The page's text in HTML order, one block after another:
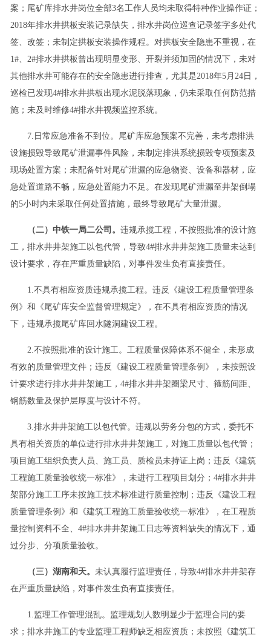
案；尾矿库排水井岗位全部3名工作人员均未取得特种作业操作证；
2018年排水井拱板安装记录缺失，排水井岗位巡查记录签字多处代
签、改签；未制定拱板安装操作规程。对拱板安全隐患不重视，在
1#、2#排水井拱板曾出现明显变形、开裂并须加固的情况下，未对
其他排水井可能存在的安全隐患进行排查，尤其是2018年5月24日，
巡检已发现4#排水井拱板出现水泥脱落现象，仍未采取任何防范措
施；未及时维修4#排水井视频监控系统。
7.日常应急准备不到位。尾矿库应急预案不完善，未考虑排洪
设施损毁导致尾矿泄漏事件风险，未制定排洪系统损毁专项预案及
现场处置方案；未配备针对尾矿泄漏的应急物资、设备和器材，应
急处置道路不畅，应急处置能力不足。在发现尾矿泄漏至井架倒塌
的5小时内未采取任何处置措施，最终导致尾矿大量泄漏。
（二）中铁一局二公司。 违规承揽工程，不按照批准的设计施
工，排水井井架施工以包代管，导致4#排水井井架施工质量未达到
设计要求，存在严重质量缺陷，对事件发生负有直接责任。
1.不具有相应资质违规承揽工程。违反《建设工程质量管理条
例》和《尾矿库安全监督管理规定》，在不具有相应资质的情况
下，违规承揽尾矿库回水隧洞建设工程。
2.不按照批准的设计施工。工程质量保障体系不健全，未形成
有效的质量管理文件；违反《建设工程质量管理条例》，未按照设
计要求进行排水井井架施工，4#排水井井架圈梁尺寸、箍筋间距、
钢筋数量及保护层厚度与设计不符。
3.排水井井架施工以包代管。违规以劳务分包的方式，委托不
具有相关资质的单位进行排水井井架施工，对施工质量以包代管；
项目施工组织负责人员、施工员、质检员未持证上岗；违反《建筑
工程施工质量验收统一标准》，未进行工程项目划分；4#排水井井
架部分施工工序未按施工技术标准进行质量控制；违反《建设工程
质量管理条例》和《建筑工程施工质量验收统一标准》，在工程质
量控制资料不全、4#排水井井架施工日志等资料缺失的情况下，通
过分步、分项质量验收。
（三）湖南和天。 未认真履行监理责任，导致4#排水井井架存
在严重质量缺陷，对事件发生负有直接责任。
1.监理工作管理混乱。监理规划人数明显少于监理合同的要
求；排水井施工的专业监理工程师缺乏相应资质；未按照《建筑工